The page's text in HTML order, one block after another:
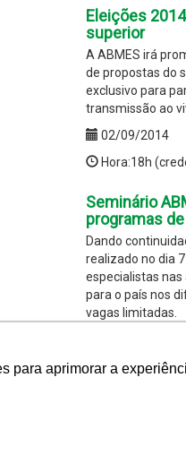
para aprimorar a
Eleições
superior
A ABMES irá
de propostas do
exclusivo para
transmissão ao
02/09/2014
Hora:18h
Seminário
programas
Dando
realizado no dia
especialistas
para o país nos
vagas limitadas.
Hora:Das 9h